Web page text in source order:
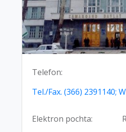
Telefon:
Tel./Fax. (366) 2391140;
Elektron pochta: